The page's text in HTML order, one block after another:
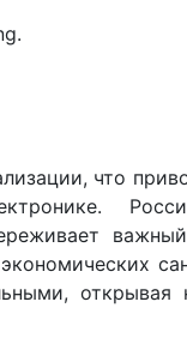
что
открывая